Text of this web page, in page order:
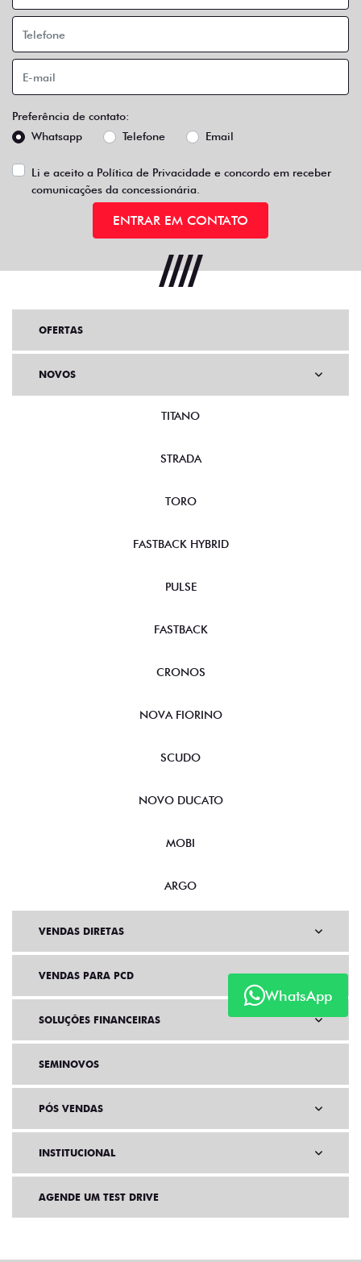
Preferência de contato:
Whatsapp
Telefone Email
Li e aceito a Política de Privacidade e concordo em receber
comunicações da concessionária.
ENTRAR EM CONTATO
WhatsApp
OFERTAS
NOVOS
TITANO
STRADA
TORO
FASTBACK HYBRID
PULSE
FASTBACK
CRONOS
NOVA FIORINO
SCUDO
NOVO DUCATO
MOBI
ARGO
VENDAS DIRETAS
VENDAS PARA PCD
SOLUÇÕES FINANCEIRAS
SEMINOVOS
PÓS VENDAS
INSTITUCIONAL
AGENDE UM TEST DRIVE